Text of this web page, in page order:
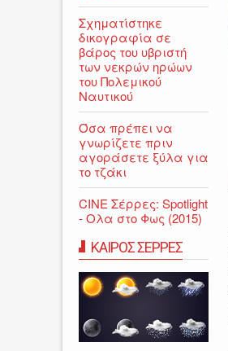
Σχηματίστηκε
δικογραφία σε
βάρος του υβριστή
των νεκρών ηρώων
του Πολεμικού
Ναυτικού
Όσα πρέπει να
γνωρίζετε πριν
αγοράσετε ξύλα για
το τζάκι
CINE Σέρρες: Spotlight
- Ολα στο Φως (2015)
ΚΑΙΡΟΣ ΣΕΡΡΕΣ